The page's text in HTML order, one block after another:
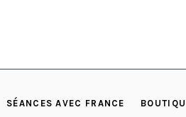
SÉANCES AVEC FRANCE